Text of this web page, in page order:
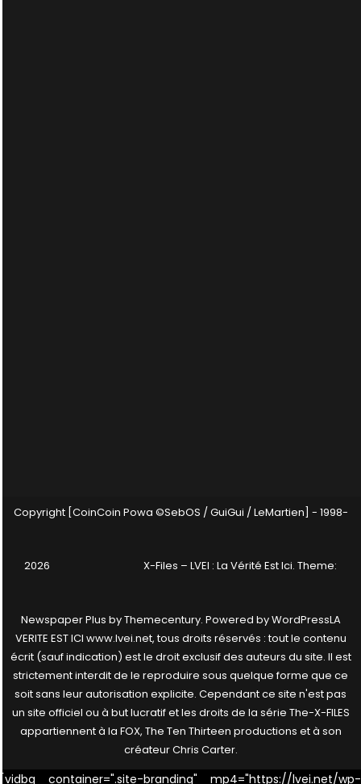
Copyright [CoinCoin Powa ©SebOS / GuiGui / LeMartien] - 1998-
2026 X-Files – LVEI : La Vérité Est Ici. Theme:
Newspaper Plus byThemecentury. Powered byWordPressLA
VERITE EST ICI www.lvei.net, tous droits réservés : tout le contenu
écrit (sauf indication) est le droit exclusif des auteurs du site. Il est
strictement interdit de le reproduire sous quelque forme que ce
soit sans leur autorisation explicite. Cependant ce site n'est pas
un site officiel ou à but lucratif et les droits de la série The-X-FILES
appartiennent à la FOX, The Ten Thirteen productions et à son
créateur Chris Carter.
[vidbg container=".site-branding" mp4="https://lvei.net/wp-